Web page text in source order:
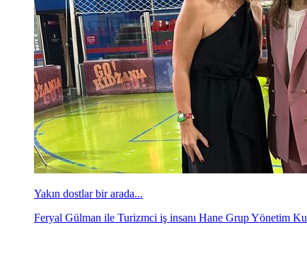
Yakın dostlar bir arada...
Feryal Gülman ile Turizmci iş insanı Hane Grup Yönetim